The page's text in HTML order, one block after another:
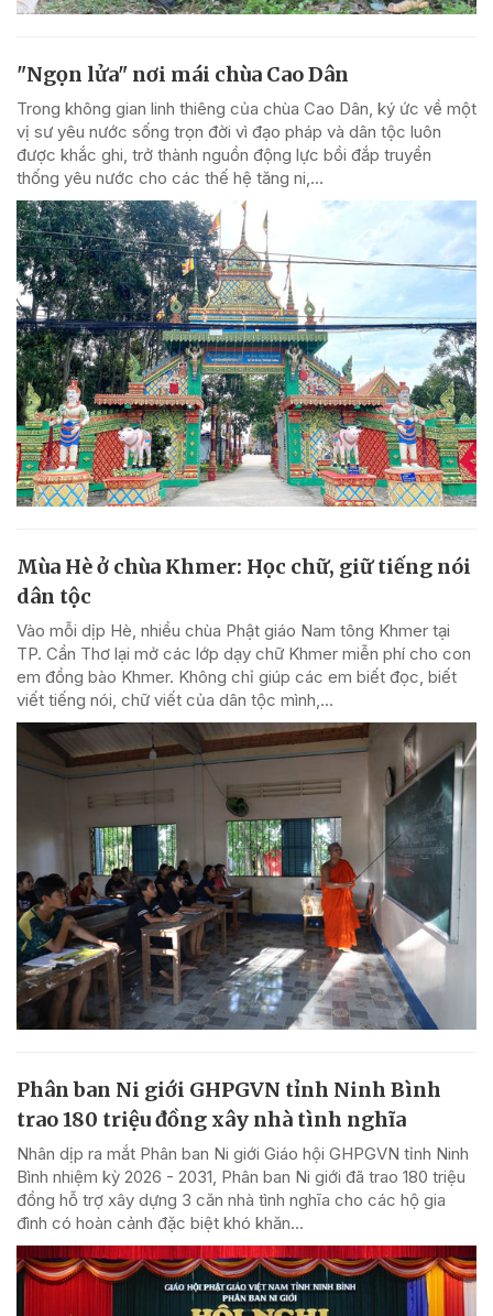
"Ngọn lửa" nơi mái chùa Cao Dân
Trong không gian linh thiêng của chùa Cao Dân, ký ức về một
vị sư yêu nước sống trọn đời vì đạo pháp và dân tộc luôn
được khắc ghi, trở thành nguồn động lực bồi đắp truyền
thống yêu nước cho các thế hệ tăng ni,...
Mùa Hè ở chùa Khmer: Học chữ, giữ tiếng nói
dân tộc
Vào mỗi dịp Hè, nhiều chùa Phật giáo Nam tông Khmer tại
TP. Cần Thơ lại mở các lớp dạy chữ Khmer miễn phí cho con
em đồng bào Khmer. Không chỉ giúp các em biết đọc, biết
viết tiếng nói, chữ viết của dân tộc mình,...
Phân ban Ni giới GHPGVN tỉnh Ninh Bình
trao 180 triệu đồng xây nhà tình nghĩa
Nhân dịp ra mắt Phân ban Ni giới Giáo hội GHPGVN tỉnh Ninh
Bình nhiệm kỳ 2026 - 2031, Phân ban Ni giới đã trao 180 triệu
đồng hỗ trợ xây dựng 3 căn nhà tình nghĩa cho các hộ gia
đình có hoàn cảnh đặc biệt khó khăn...